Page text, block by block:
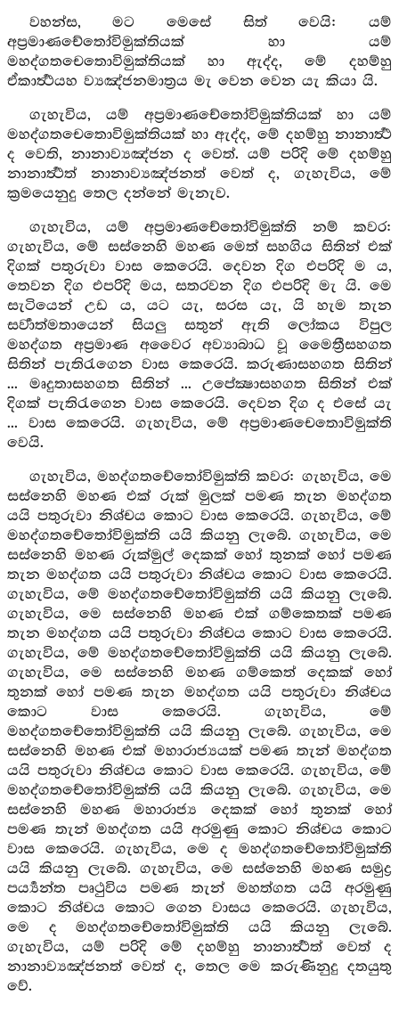
වහන්ස, මට මෙසේ සිත් වෙයි: යම්
අප්‍රමාණචේතෝවිමුක්තියක් හා යම්
මහද්ගතචෙතොවිමුක්තියක් හා ඇද්ද, මේ දහම්හු
ඒකාර්‍ත්‍ථයහ ව්‍යඤ්ජනමාත්‍රය මැ වෙන වෙන යැ කියා යි.
ගැහැවිය, යම් අප්‍රමාණචේතෝවිමුක්තියක් හා යම්
මහද්ගතචෙතොවිමුක්තියක් හා ඇද්ද, මේ දහම්හු නානාර්‍ත්‍ථ
ද වෙති, නානාව්‍යඤ්ජන ද වෙත්. යම් පරිදි මේ දහම්හු
නානාර්‍ත්‍ථත් නානාව්‍යඤ්ජනත් වෙත් ද, ගැහැවිය, මේ
ක්‍රමයෙනුදු තෙල දන්නේ මැනැව.
ගැහැවිය, යම් අප්‍රමාණචේතෝවිමුක්ති නම් කවර:
ගැහැවිය, මේ සස්නෙහි මහණ මෙත් සහගිය සිතින් එක්
දිගක් පතුරුවා වාස කෙරෙයි. දෙවන දිග එපරිදි ම ය,
තෙවන දිග එපරිදි මය, සතරවන දිග එපරිදි මැ යි. මෙ
සැටියෙන් උඩ ය, යට යැ, සරස යැ, යි හැම තැන
සර්‍වාත්මතායෙන් සියලු සතුන් ඇති ලෝකය විපුල
මහද්ගත අප්‍රමාණ අවෛර අව්‍යාබාධ වූ මෛත්‍රීසහගත
සිතින් පැතිරැගෙන වාස කෙරෙයි. කරුණාසහගත සිතින්
... මෘදුතාසහගත සිතින් ... උපේක්‍ෂාසහගත සිතින් එක්
දිගක් පැතිරැගෙන වාස කෙරෙයි. දෙවන දිග ද එසේ යැ
... වාස කෙරෙයි. ගැහැවිය, මේ අප්‍රමාණචෙතොවිමුක්ති
වෙයි.
ගැහැවිය, මහද්ගතචේතෝවිමුක්ති කවර: ගැහැවිය, මෙ
සස්නෙහි මහණ එක් රුක් මුලක් පමණ තැන මහද්ගත
යයි පතුරුවා නිශ්චය කොට වාස කෙරෙයි. ගැහැවිය, මේ
මහද්ගතචේතෝවිමුක්ති යයි කියනු ලැබේ. ගැහැවිය, මෙ
සස්නෙහි මහණ රුක්මුල් දෙකක් හෝ තුනක් හෝ පමණ
තැන මහද්ගත යයි පතුරුවා නිශ්චය කොට වාස කෙරෙයි.
ගැහැවිය, මේ මහද්ගතචේතෝවිමුක්ති යයි කියනු ලැබේ.
ගැහැවිය, මෙ සස්නෙහි මහණ එක් ගම්කෙතක් පමණ
තැන මහද්ගත යයි පතුරුවා නිශ්චය කොට වාස කෙරෙයි.
ගැහැවිය, මේ මහද්ගතචේතෝවිමුක්ති යයි කියනු ලැබේ.
ගැහැවිය, මෙ සස්නෙහි මහණ ගම්කෙත් දෙකක් හෝ
තුනක් හෝ පමණ තැන මහද්ගත යයි පතුරුවා නිශ්චය
කොට වාස කෙරෙයි. ගැහැවිය, මේ
මහද්ගතචේතෝවිමුක්ති යයි කියනු ලැබේ. ගැහැවිය, මෙ
සස්නෙහි මහණ එක් මහාරාජ්‍යයක් පමණ තැන් මහද්ගත
යයි පතුරුවා නිශ්චය කොට වාස කෙරෙයි. ගැහැවිය, මේ
මහද්ගතචේතෝවිමුක්ති යයි කියනු ලැබේ. ගැහැවිය, මෙ
සස්නෙහි මහණ මහාරාජ්‍ය දෙකක් හෝ තුනක් හෝ
පමණ තැන් මහද්ගත යයි අරමුණු කොට නිශ්චය කොට
වාස කෙරෙයි. ගැහැවිය, මෙ ද මහද්ගතචේතෝවිමුක්ති
යයි කියනු ලැබේ. ගැහැවිය, මෙ සස්නෙහි මහණ සමුද්‍ර
පර්‍ය්‍යන්ත පෘථුවිය පමණ තැන් මහත්ගත යයි අරමුණු
කොට නිශ්චය කොට ගෙන වාසය කෙරෙයි. ගැහැවිය,
මෙ ද මහද්ගතචේතෝවිමුක්ති යයි කියනු ලැබේ.
ගැහැවිය, යම් පරිදි මේ දහම්හු නානාර්‍ත්‍ථත් වෙත් ද
නානාව්‍යඤ්ජනත් වෙත් ද, තෙල මෙ කරුණිනුදු දතයුතු
වේ.